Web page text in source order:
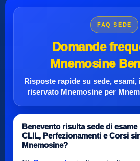
FAQ SEDE
Domande
Mnemosine
Risposte rapide su sede,
riservato Mnemosine per
Benevento risulta sede di esame
CLIL, Perfezionamenti e Corsi
Mnemosine?